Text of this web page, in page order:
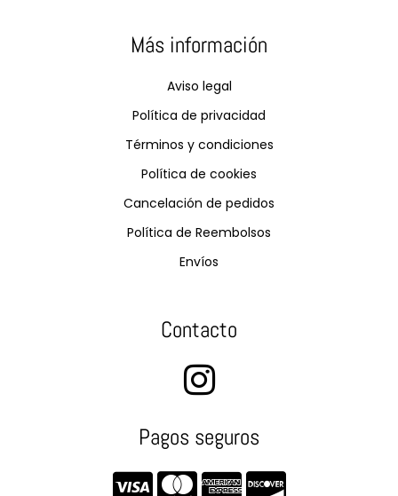
Más información
Aviso legal
Política de privacidad
Términos y condiciones
Política de cookies
Cancelación de pedidos
Política de Reembolsos
Envíos
Contacto
Pagos seguros